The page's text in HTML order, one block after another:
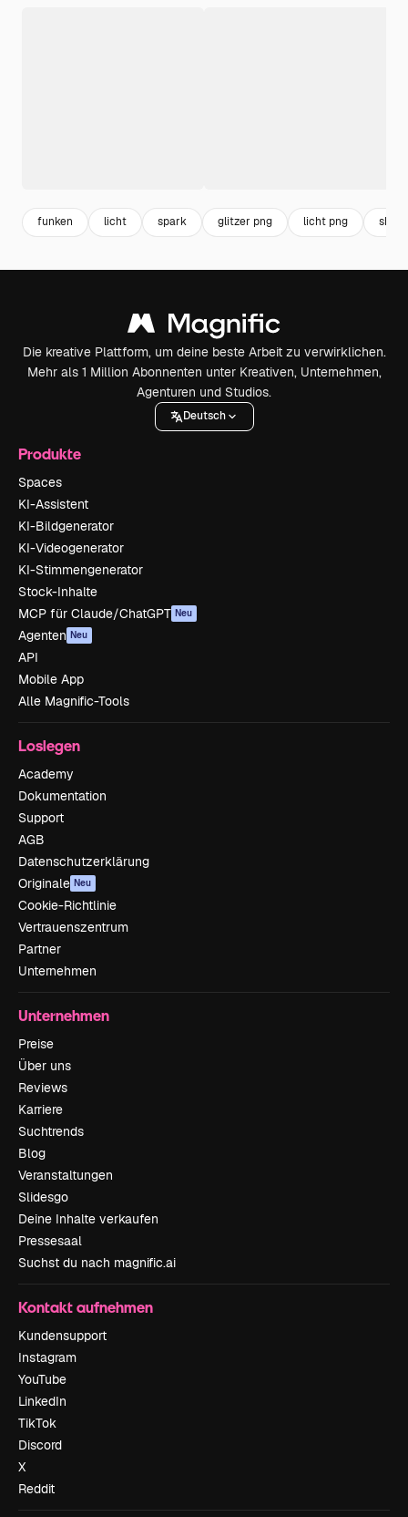
funken licht spark glitzer png licht png shine
Die kreative Plattform, um deine beste Arbeit zu verwirklichen.
Mehr als 1 Million Abonnenten unter Kreativen, Unternehmen,
Agenturen und Studios.
Deutsch
Produkte
Spaces
KI-Assistent
KI-Bildgenerator
KI-Videogenerator
KI-Stimmengenerator
Stock-Inhalte
MCP für Claude/ChatGPT Neu
Agenten Neu
API
Mobile App
Alle Magnific-Tools
Loslegen
Academy
Dokumentation
Support
AGB
Datenschutzerklärung
Originale Neu
Cookie-Richtlinie
Vertrauenszentrum
Partner
Unternehmen
Unternehmen
Preise
Über uns
Reviews
Karriere
Suchtrends
Blog
Veranstaltungen
Slidesgo
Deine Inhalte verkaufen
Pressesaal
Suchst du nach magnific.ai
Kontakt aufnehmen
Kundensupport
Instagram
YouTube
LinkedIn
TikTok
Discord
X
Reddit